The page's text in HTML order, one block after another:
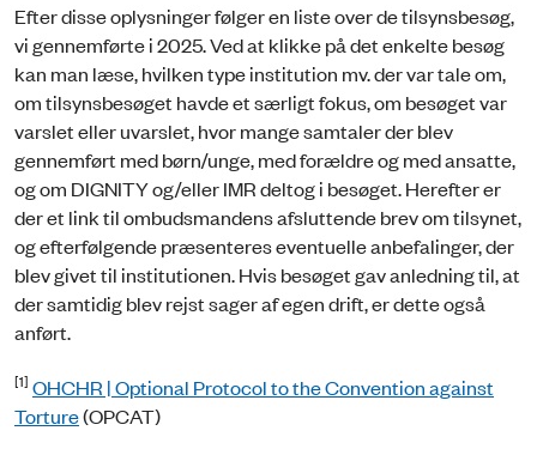
Efter disse oplysninger følger en liste over de tilsynsbesøg,
vi gennemførte i 2025. Ved at klikke på det enkelte besøg
kan man læse, hvilken type institution mv. der var tale om,
om tilsynsbesøget havde et særligt fokus, om besøget var
varslet eller uvarslet, hvor mange samtaler der blev
gennemført med børn/unge, med forældre og med ansatte,
og om DIGNITY og/eller IMR deltog i besøget. Herefter er
der et link til ombudsmandens afsluttende brev om tilsynet,
og efterfølgende præsenteres eventuelle anbefalinger, der
blev givet til institutionen. Hvis besøget gav anledning til, at
der samtidig blev rejst sager af egen drift, er dette også
anført.
[1] OHCHR | Optional Protocol to the Convention against
Torture(OPCAT)